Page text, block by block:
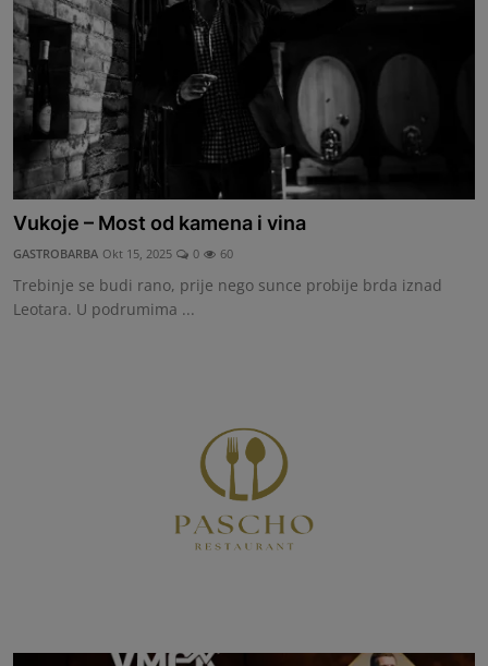
Vukoje – Most od kamena i vina
GASTROBARBA Okt 15, 2025 0 60
Trebinje se budi rano, prije nego sunce probije brda iznad
Leotara. U podrumima ...